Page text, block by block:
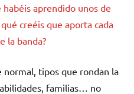
habéis aprendido unos de
creéis que aporta cada
la banda?
tipos que rondan la
familias… no